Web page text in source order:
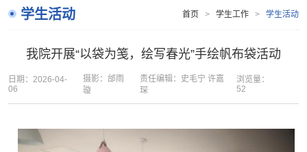
学生活动 首页 > 学生工作 > 学生活动
我院开展“以袋为笺，绘写春光”手绘帆布袋活动
日期：2026-04-
06
摄影：邰雨
璇
责任编辑：史毛宁 许嘉
琛
浏览量：
52